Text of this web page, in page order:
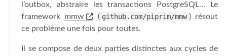
l’outbox, abstraire les transactions PostgreSQL… Le
framework mmw ( github.com/piprim/mmw ) résout
ce problème une fois pour toutes.
Il se compose de deux parties distinctes aux cycles de